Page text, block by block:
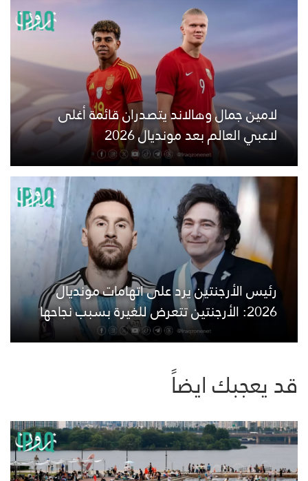
لامين جمال وهالاند يتصدران قائمة أغلى
لاعبي العالم بعد مونديال 2026
رئيس الأرجنتين يرد على اتهامات مونديال
2026: الأرجنتين تتعرض للغيرة بسبب نجاحها
قد يعجبك ايضاً